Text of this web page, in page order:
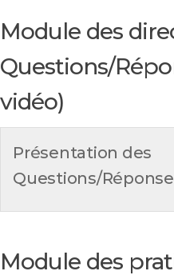
Module des
Questions/
vidéo)
Présentation des
Questions/
Module des